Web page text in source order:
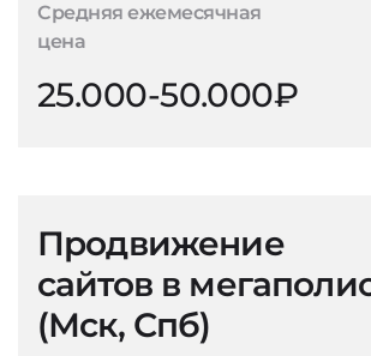
Средняя ежемесячная
цена
25.000-50.000₽
Продвижение
сайтов в
(Мск, Спб)